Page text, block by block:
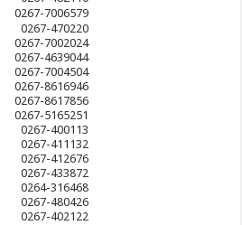
0267-7006579
0267-470220
0267-7002024
0267-4639044
0267-7004504
0267-8616946
0267-8617856
0267-5165251
0267-400113
0267-411132
0267-412676
0267-433872
0264-316468
0267-480426
0267-402122